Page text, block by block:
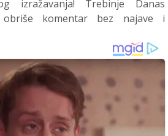
izražavanja! Trebinje Danas
komentar bez najave i